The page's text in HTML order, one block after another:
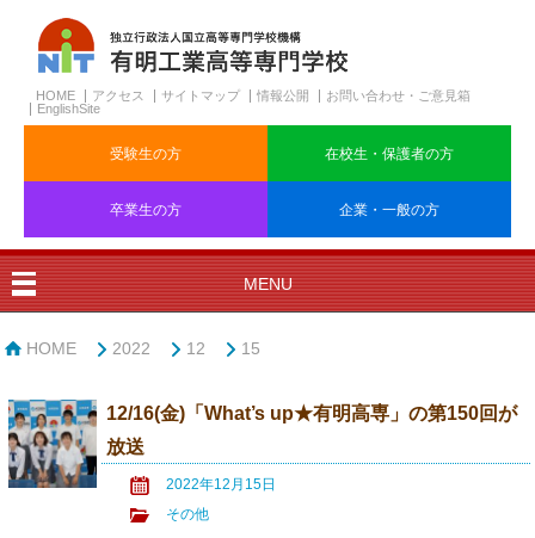
HOME アクセス サイトマップ 情報公開
お問い合わせ・ご意見箱
EnglishSite
受験生の方 在校生・保護者の方
卒業生の方 企業・一般の方
MENU
HOME 2022 12 15
12/16(金)「What’s up★有明高専」の第150回が
放送
2022年12月15日
その他